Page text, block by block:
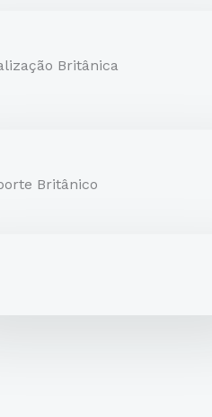
Britânica
Britânico